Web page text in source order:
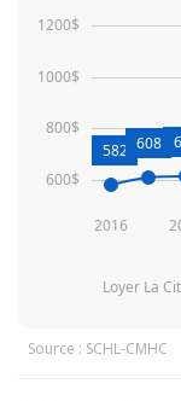
Loyer La
2016
600$
800$
1000$
1200$
582 608
Source : SCHL-CMHC